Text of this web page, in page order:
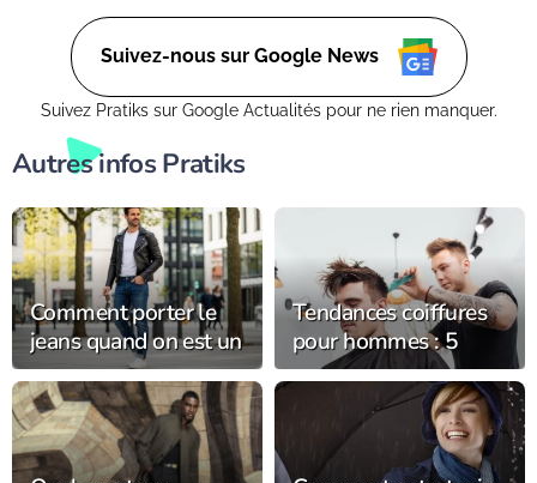
tous les jours. (Retrouvez moi aussi sur Ctendance.fr)
Suivez-nous sur Google News
Suivez Pratiks sur Google Actualités pour ne rien manquer.
Autres infos Pratiks
Comment porter le
jeans quand on est un
homme au quotidien
?
Tendances coiffures
pour hommes : 5
coupes et styles en
vogue cette année